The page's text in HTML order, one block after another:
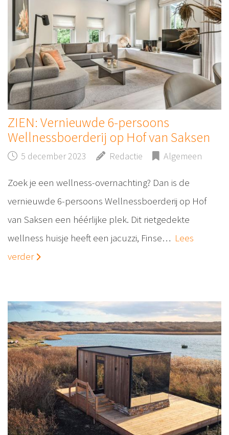
ZIEN: Vernieuwde 6-persoons
Wellnessboerderij op Hof van Saksen
5 december 2023 Redactie Algemeen
Zoek je een wellness-overnachting? Dan is de
vernieuwde 6-persoons Wellnessboerderij op Hof
van Saksen een héérlijke plek. Dit rietgedekte
wellness huisje heeft een jacuzzi, Finse… Lees
verder